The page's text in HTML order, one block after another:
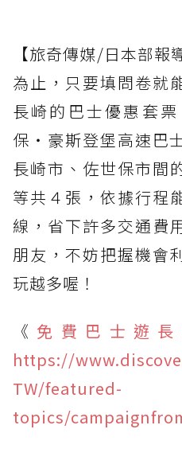
【旅奇傳媒/日本部報
為止，只要填問卷就
長崎的巴士優惠套
保‧豪斯登堡高速巴
長崎市、佐世保市間
等共４張，依據行程
線，省下許多交通費
朋友，不妨把握機會
玩越多喔！
《 免費巴士遊長
https://
TW/featured-
topics/